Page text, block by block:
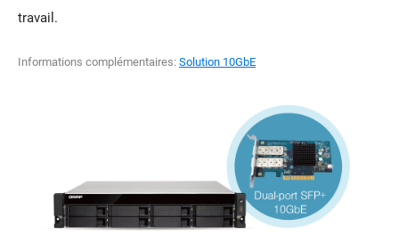
travail.
Informations complémentaires: Solution 10GbE